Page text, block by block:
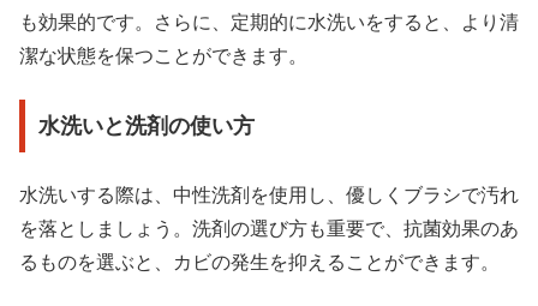
も効果的です。さらに、定期的に水洗いをすると、より清
潔な状態を保つことができます。
水洗いと洗剤の使い方
水洗いする際は、中性洗剤を使用し、優しくブラシで汚れ
を落としましょう。洗剤の選び方も重要で、抗菌効果のあ
るものを選ぶと、カビの発生を抑えることができます。